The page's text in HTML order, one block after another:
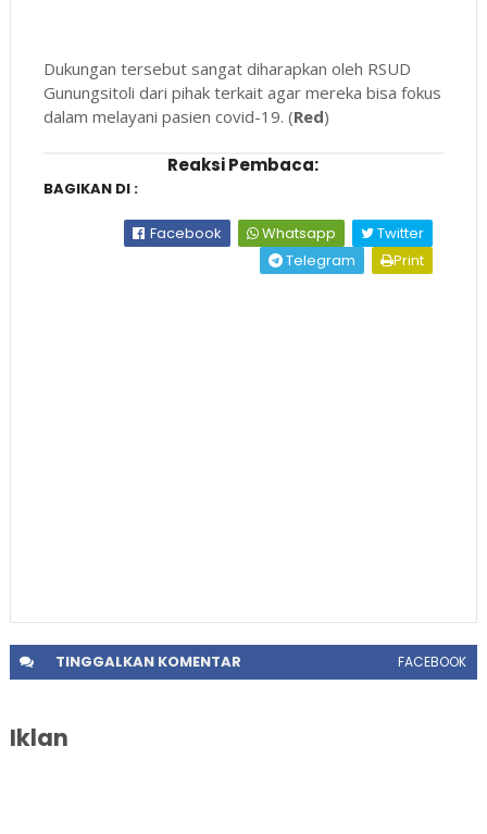
Dukungan tersebut sangat diharapkan oleh RSUD
Gunungsitoli dari pihak terkait agar mereka bisa fokus
dalam melayani pasien covid-19. (Red)
Reaksi Pembaca:
BAGIKAN DI :
Facebook Whatsapp
Twitter
Telegram
Print
TINGGALKANKOMENTAR FACEBOOK
Iklan